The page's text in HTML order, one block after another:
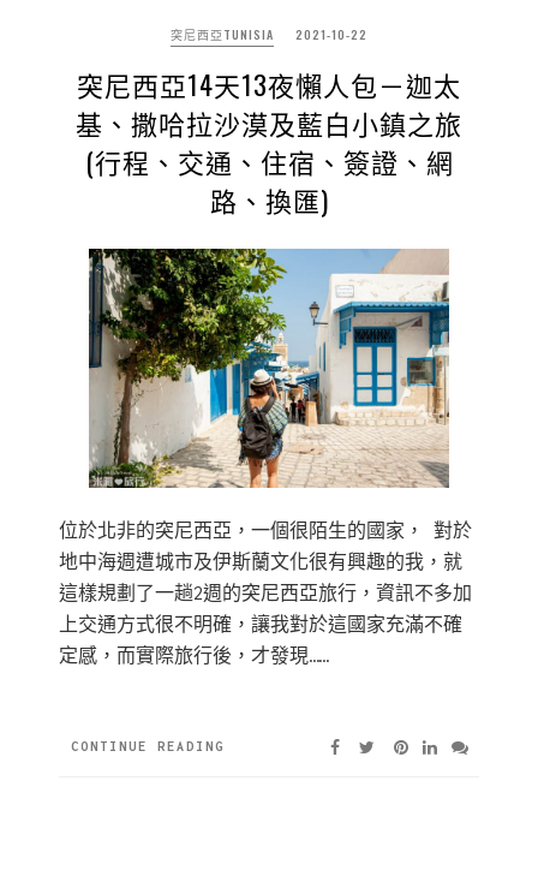
突尼西亞TUNISIA 2021-10-22
突尼西亞14天13夜懶人包－迦太
基、撒哈拉沙漠及藍白小鎮之旅
(行程、交通、住宿、簽證、網
路、換匯)
位於北非的突尼西亞，一個很陌生的國家， 對於
地中海週遭城市及伊斯蘭文化很有興趣的我，就
這樣規劃了一趟2週的突尼西亞旅行，資訊不多加
上交通方式很不明確，讓我對於這國家充滿不確
定感，而實際旅行後，才發現……
CONTINUE READING